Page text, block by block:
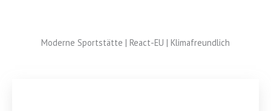
Moderne Sportstätte | React-EU | Klimafreundlich